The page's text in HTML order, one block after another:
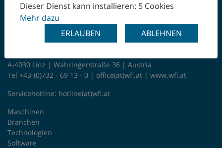
Polen
Saudi-Arabien
Schweiz
Singapur
A-4030 Linz | Wahringerstraße 36 | Austria
Tel +43-(0)732 - 69 13 - 0 | office(at)wfl.at | www.wfl.at
Servicehotline: hotline(at)wfl.at
Maschinen
Branchen
Technologien
Software
Dieser Dienst kann installieren: 5 Cookies
Mehr dazu
ERLAUBEN
ABLEHNEN